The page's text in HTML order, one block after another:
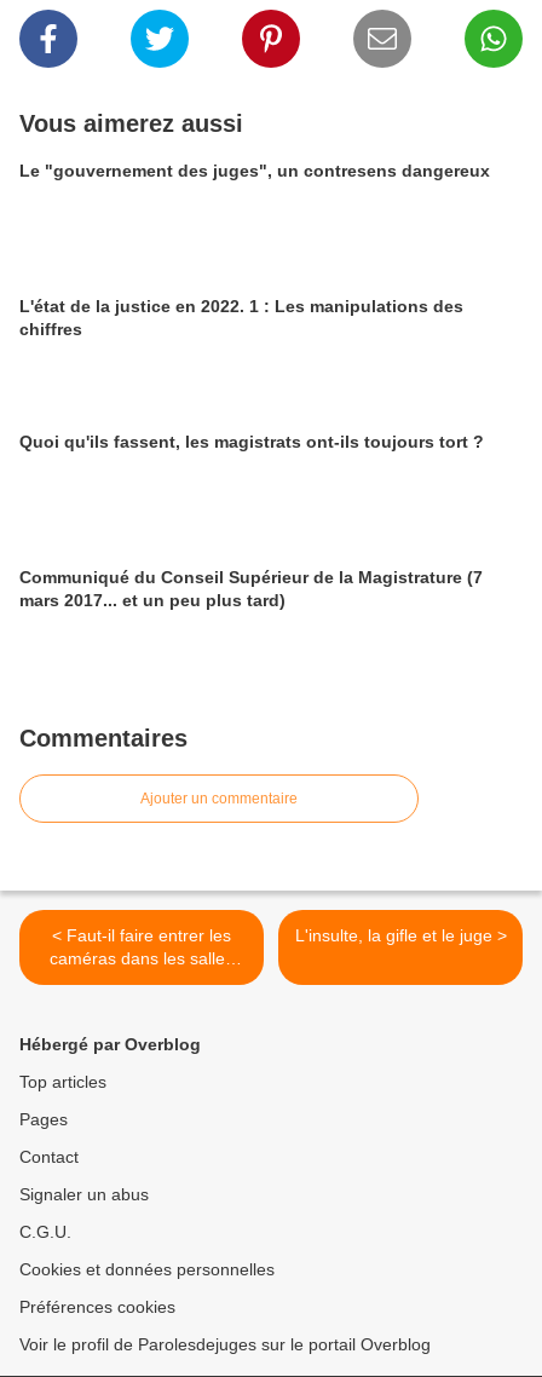
Vous aimerez aussi
Le "gouvernement des juges", un contresens dangereux
L'état de la justice en 2022. 1 : Les manipulations des
chiffres
Quoi qu'ils fassent, les magistrats ont-ils toujours tort ?
Communiqué du Conseil Supérieur de la Magistrature (7
mars 2017... et un peu plus tard)
Commentaires
Ajouter un commentaire
< Faut-il faire entrer les
caméras dans les salles
d'audience ?
L'insulte, la gifle et le juge >
Hébergé par Overblog
Top articles
Pages
Contact
Signaler un abus
C.G.U.
Cookies et données personnelles
Préférences cookies
Voir le profil de Parolesdejuges sur le portail Overblog